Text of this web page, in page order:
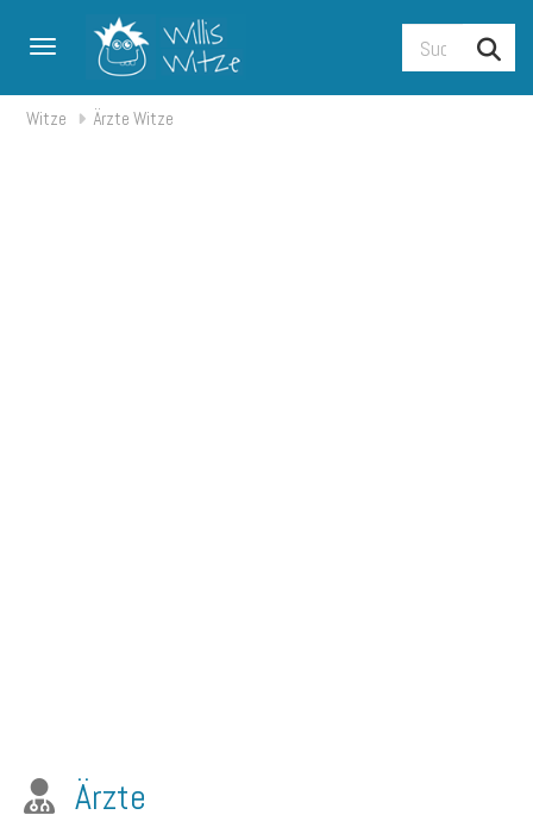
Toggle navigation
Witze Ärzte Witze
Ärzte